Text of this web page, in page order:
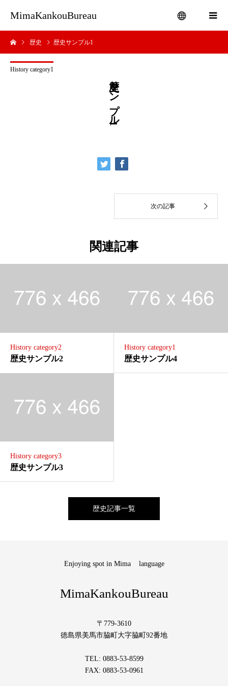
MimaKankouBureau
歴史 歴史サンプル1
History category1
歴史サンプル1
関連記事
History category2
歴史サンプル2
History category1
歴史サンプル4
History category3
歴史サンプル3
歴史記事一覧
Enjoying spot in Mima language
MimaKankouBureau
〒779-3610
徳島県美馬市脇町大字脇町92番地
TEL: 0883-53-8599
FAX: 0883-53-0961